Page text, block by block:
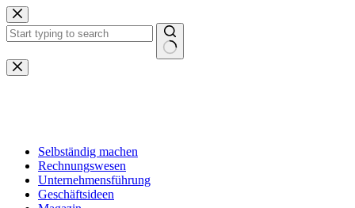
Zum
Inhalt
springen
Keine
Ergebnisse
Selbständig machen
Rechnungswesen
Unternehmensführung
Geschäftsideen